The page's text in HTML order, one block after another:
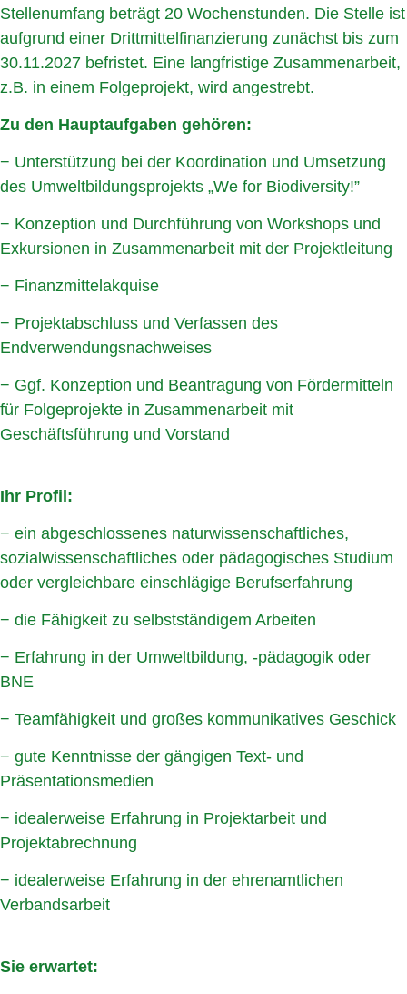
Stellenumfang beträgt 20 Wochenstunden. Die Stelle ist
aufgrund einer Drittmittelfinanzierung zunächst bis zum
30.11.2027 befristet. Eine langfristige Zusammenarbeit,
z.B. in einem Folgeprojekt, wird angestrebt.
Zu den Hauptaufgaben gehören:
− Unterstützung bei der Koordination und Umsetzung
des Umweltbildungsprojekts „We for Biodiversity!”
− Konzeption und Durchführung von Workshops und
Exkursionen in Zusammenarbeit mit der Projektleitung
− Finanzmittelakquise
− Projektabschluss und Verfassen des
Endverwendungsnachweises
− Ggf. Konzeption und Beantragung von Fördermitteln
für Folgeprojekte in Zusammenarbeit mit
Geschäftsführung und Vorstand
Ihr Profil:
− ein abgeschlossenes naturwissenschaftliches,
sozialwissenschaftliches oder pädagogisches Studium
oder vergleichbare einschlägige Berufserfahrung
− die Fähigkeit zu selbstständigem Arbeiten
− Erfahrung in der Umweltbildung, -pädagogik oder
BNE
− Teamfähigkeit und großes kommunikatives Geschick
− gute Kenntnisse der gängigen Text- und
Präsentationsmedien
− idealerweise Erfahrung in Projektarbeit und
Projektabrechnung
− idealerweise Erfahrung in der ehrenamtlichen
Verbandsarbeit
Sie erwartet: